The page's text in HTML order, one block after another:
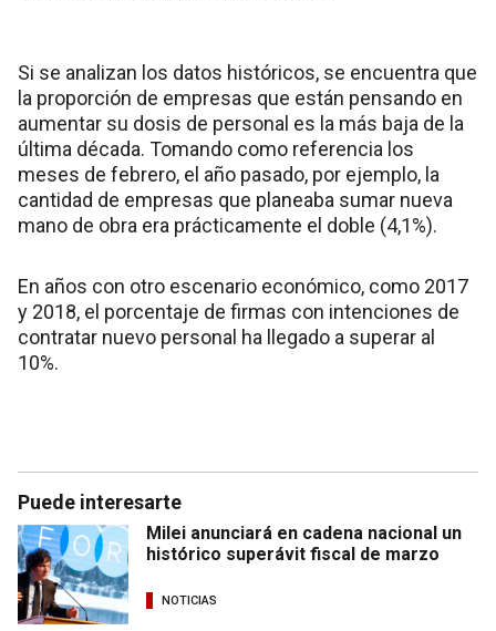
Si se analizan los datos históricos, se encuentra que
la proporción de empresas que están pensando en
aumentar su dosis de personal es la más baja de la
última década. Tomando como referencia los
meses de febrero, el año pasado, por ejemplo, la
cantidad de empresas que planeaba sumar nueva
mano de obra era prácticamente el doble (4,1%).
En años con otro escenario económico, como 2017
y 2018, el porcentaje de firmas con intenciones de
contratar nuevo personal ha llegado a superar al
10%.
Puede interesarte
Milei anunciará en cadena nacional un
histórico superávit fiscal de marzo
NOTICIAS